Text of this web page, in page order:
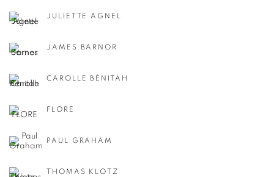
JULIETTE AGNEL
JAMES BARNOR
CAROLLE BÉNITAH
FLORE
PAUL GRAHAM
THOMAS KLOTZ